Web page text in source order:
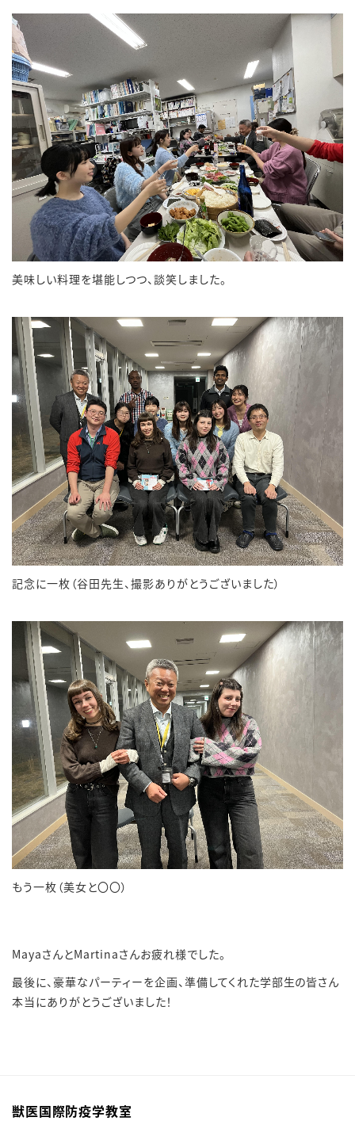
美味しい料理を堪能しつつ、談笑しました。
記念に一枚（谷田先生、撮影ありがとうございました）
もう一枚（美女と〇〇）
MayaさんとMartinaさんお疲れ様でした。
最後に、豪華なパーティーを企画、準備してくれた学部生の皆さん
本当にありがとうございました！
獣医国際防疫学教室